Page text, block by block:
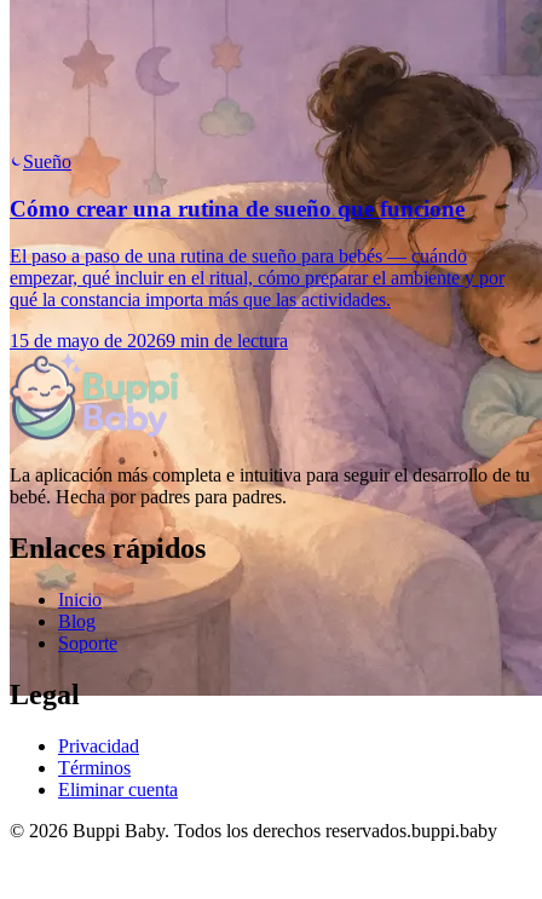
Sueño
Cómo crear una rutina de sueño que funcione
El paso a paso de una rutina de sueño para bebés — cuándo
empezar, qué incluir en el ritual, cómo preparar el ambiente y por
qué la constancia importa más que las actividades.
15 de mayo de 20269 min de lectura
La aplicación más completa e intuitiva para seguir el desarrollo de tu
bebé. Hecha por padres para padres.
Enlaces rápidos
Inicio
Blog
Soporte
Legal
Privacidad
Términos
Eliminar cuenta
© 2026 Buppi Baby. Todos los derechos reservados.buppi.baby